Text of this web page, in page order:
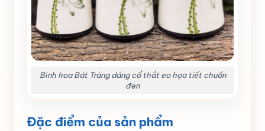
Bình hoa Bát Tràng dáng cổ thắt eo họa tiết chuồn
đen
Đặc điểm của sản phẩm